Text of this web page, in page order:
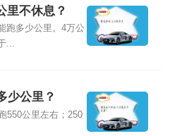
里不休息？
跑多少公里。4万公
...
少公里？
550公里左右；250